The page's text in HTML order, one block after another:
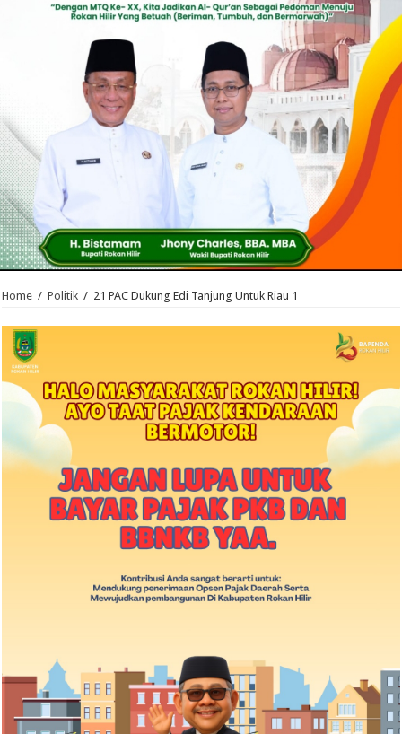
Home / Politik / 21 PAC Dukung Edi Tanjung Untuk Riau 1